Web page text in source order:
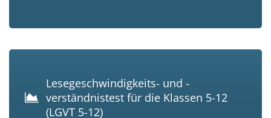
Lesegeschwindigkeits- und -
verständnistest für die Klassen 5-12
(LGVT 5-12)